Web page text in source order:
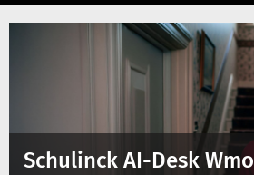
Schulinck AI-Desk Wmo